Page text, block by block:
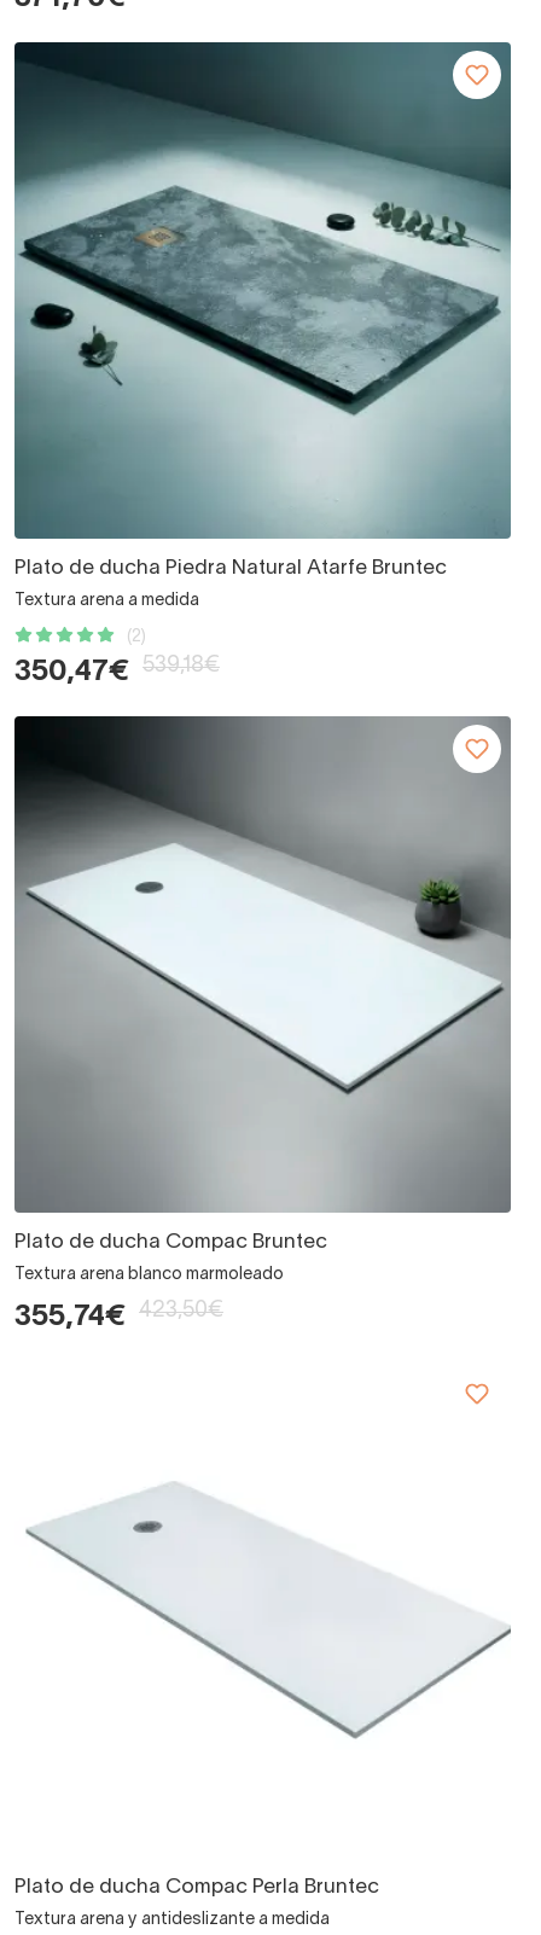
Plato de ducha Piedra Natural Atarfe Bruntec
Textura arena a medida
(2)
350,47€ 539,18€
Plato de ducha Compac Bruntec
Textura arena blanco marmoleado
355,74€ 423,50€
Plato de ducha Compac Perla Bruntec
Textura arena y antideslizante a medida